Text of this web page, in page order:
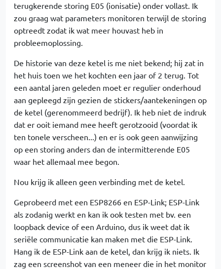
terugkerende storing E05 (ionisatie) onder vollast. Ik
zou graag wat parameters monitoren terwijl de storing
optreedt zodat ik wat meer houvast heb in
probleemoplossing.
De historie van deze ketel is me niet bekend; hij zat in
het huis toen we het kochten een jaar of 2 terug. Tot
een aantal jaren geleden moet er regulier onderhoud
aan gepleegd zijn gezien de stickers/aantekeningen op
de ketel (gerenommeerd bedrijf). Ik heb niet de indruk
dat er ooit iemand mee heeft gerotzooid (voordat ik
ten tonele verscheen...) en er is ook geen aanwijzing
op een storing anders dan de intermitterende E05
waar het allemaal mee begon.
Nou krijg ik alleen geen verbinding met de ketel.
Geprobeerd met een ESP8266 en ESP-Link; ESP-Link
als zodanig werkt en kan ik ook testen met bv. een
loopback device of een Arduino, dus ik weet dat ik
seriële communicatie kan maken met die ESP-Link.
Hang ik de ESP-Link aan de ketel, dan krijg ik niets. Ik
zag een screenshot van een meneer die in het monitor